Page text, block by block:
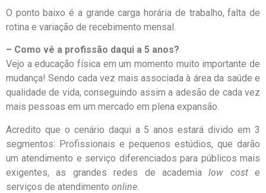
O ponto baixo é a grande carga horária de trabalho, falta de
rotina e variação de recebimento mensal.
– Como vê a profissão daqui a 5 anos?
Vejo a educação física em um momento muito importante de
mudança! Sendo cada vez mais associada à área da saúde e
qualidade de vida, conseguindo assim a adesão de cada vez
mais pessoas em um mercado em plena expansão.
Acredito que o cenário daqui a 5 anos estará divido em 3
segmentos: Profissionais e pequenos estúdios, que darão
um atendimento e serviço diferenciados para públicos mais
exigentes, as grandes redes de academialow coste
serviços de atendimento online